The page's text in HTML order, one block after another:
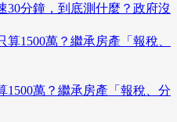
30分鐘，到底測什麼？政府沒
1500萬？繼承房產「報稅、分